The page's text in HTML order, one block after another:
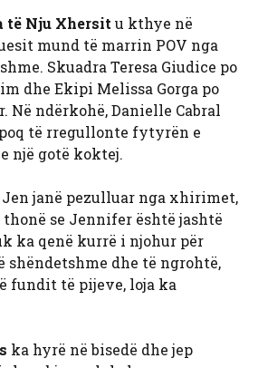
të Nju Xhersit u kthye në
mund të marrin POV nga
Skuadra Teresa Giudice po
dhe Ekipi Melissa Gorga po
Në ndërkohë, Danielle Cabral
të rregullonte fytyrën e
një gotë koktej.
janë pezulluar nga xhirimet,
se Jennifer është jashtë
ka qenë kurrë i njohur për
shëndetshme dhe të ngrohtë,
fundit të pijeve, loja ka
ka hyrë në bisedë dhe jep